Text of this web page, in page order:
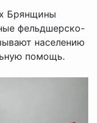
Брянщины
фельдшерско-
населению
помощь.